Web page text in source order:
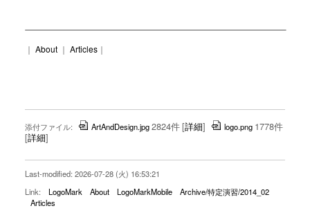
｜ About｜ Articles｜
添付ファイル: ArtAndDesign.jpg2824件[詳細] logo.png 1778件
[詳細]
Last-modified: 2026-07-28 (火) 16:53:21
Link:
LogoMark About LogoMarkMobile
Archive/特定演習/2014_02
Articles